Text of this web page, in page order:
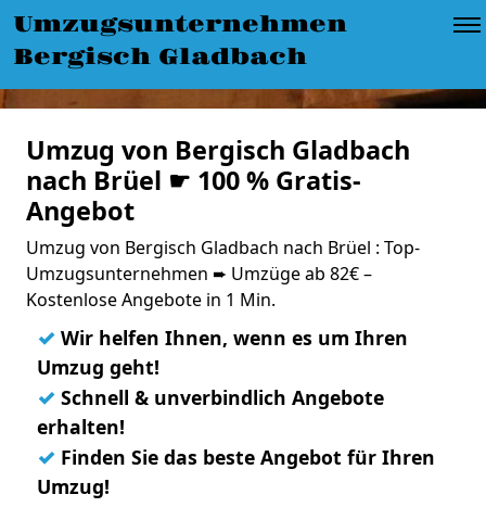
Umzugsunternehmen
Bergisch Gladbach
Umzug von Bergisch Gladbach
nach Brüel ☛ 100 % Gratis-
Angebot
Umzug von Bergisch Gladbach nach Brüel : Top-
Umzugsunternehmen ➨ Umzüge ab 82€ –
Kostenlose Angebote in 1 Min.
✓ Wir helfen Ihnen, wenn es um Ihren
Umzug geht!
✓ Schnell & unverbindlich Angebote
erhalten!
✓ Finden Sie das beste Angebot für Ihren
Umzug!